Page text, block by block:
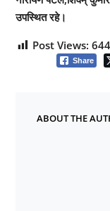
उपस्थित रहे।
Post Views: 644
Share
ABOUT THE